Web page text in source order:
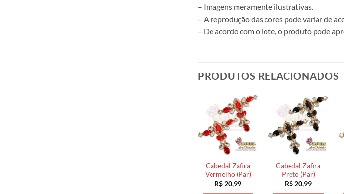
– Imagens meramente ilustrativas.
– A reprodução das cores pode variar de
– De acordo com o lote, o produto pode
PRODUTOS RELACIONADOS
Cabedal Zafira
Vermelho (Par)
R$ 20,99
Cabedal Zafira
Preto (Par)
R$ 20,99